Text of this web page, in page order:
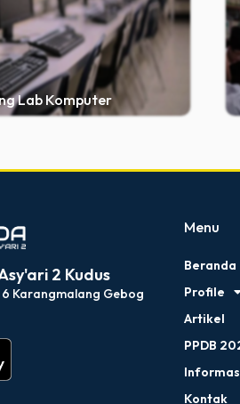
Lab Komputer
2 Kudus
6 Karangmalang Gebog
Menu
Beranda
Profile
Artikel
PPDB
Kontak